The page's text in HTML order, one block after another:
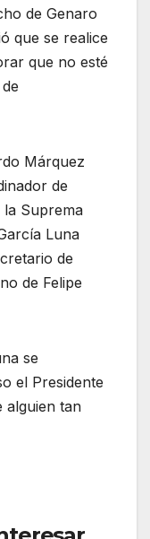
de Genaro
que se realice
que no esté
Márquez
de
la Suprema
Luna
de
de Felipe
se
el Presidente
alguien tan